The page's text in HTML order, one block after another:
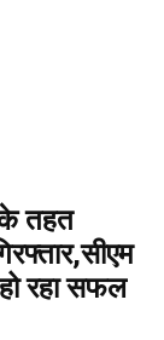
के तहत
रहा सफल